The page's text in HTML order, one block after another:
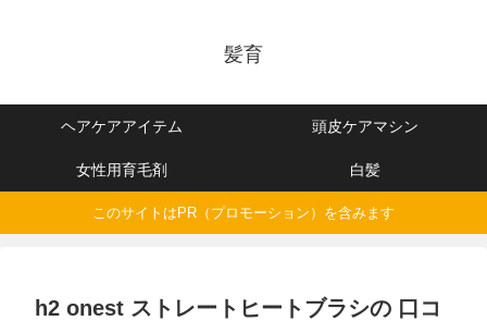
髪育
ヘアケアアイテム 頭皮ケアマシン
女性用育毛剤 白髪
このサイトはPR（プロモーション）を含みます
h2 onest ストレートヒートブラシの 口コ